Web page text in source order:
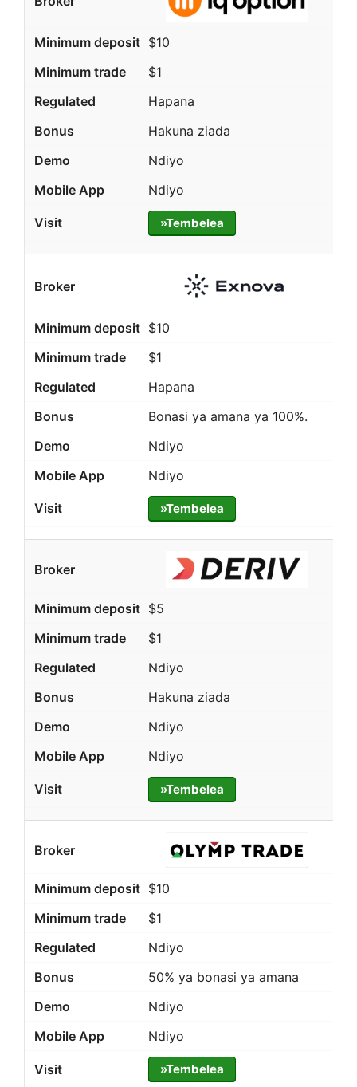
$10
$1
Hapana
Hakuna ziada
Ndiyo
Ndiyo
»Tembelea
$10
$1
Hapana
Bonasi ya amana ya 100%.
Ndiyo
Ndiyo
»Tembelea
$5
$1
Ndiyo
Hakuna ziada
Ndiyo
Ndiyo
»Tembelea
$10
$1
Ndiyo
50% ya bonasi ya amana
Ndiyo
Ndiyo
»Tembelea